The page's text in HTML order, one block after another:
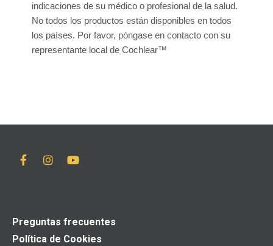
indicaciones de su médico o profesional de la salud.
No todos los productos están disponibles en todos
los países. Por favor, póngase en contacto con su
representante local de Cochlear™
Preguntas frecuentes
Política de Cookies